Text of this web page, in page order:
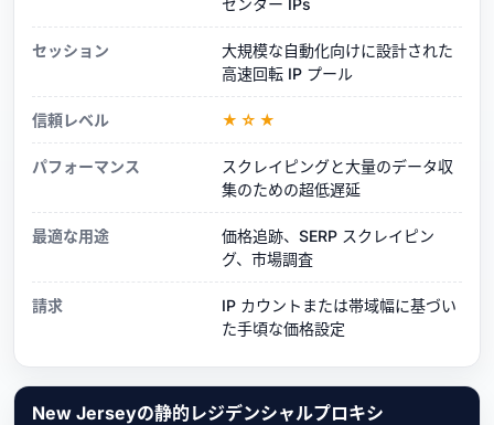
セッション
大規模な自動化向けに設計された
高速回転 IP プール
信頼レベル ★☆★
パフォーマンス
スクレイピングと大量のデータ収
集のための超低遅延
最適な用途
価格追跡、SERP スクレイピン
グ、市場調査
請求
IP カウントまたは帯域幅に基づい
た手頃な価格設定
New Jerseyの静的レジデンシャルプロキシ